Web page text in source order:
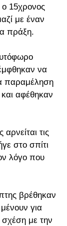
15χρονος
με έναν
πράξη.
να
παραμέληση
αφέθηκαν
τις
στο σπίτι
λόγο που
βρέθηκαν
για
σχέση με την